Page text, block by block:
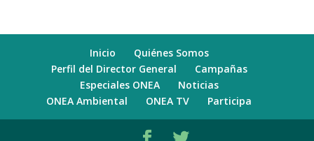
Inicio
Quiénes Somos
Perfil del Director General
Campañas
Especiales ONEA
Noticias
ONEA Ambiental
ONEA TV Participa